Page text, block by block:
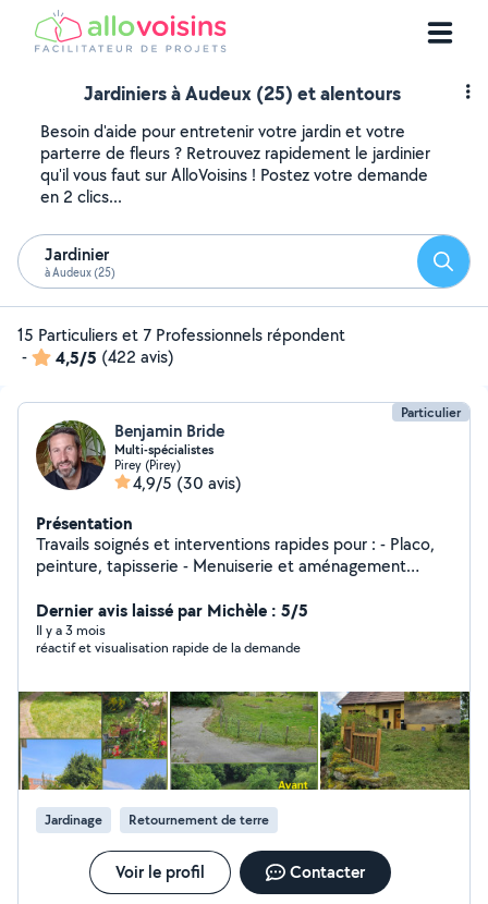
Jardiniers à Audeux (25) et alentours
Besoin d'aide pour entretenir votre jardin et votre
parterre de fleurs ? Retrouvez rapidement le jardinier
qu'il vous faut sur AlloVoisins ! Postez votre demande
en 2 clics...
Jardinier
à Audeux (25)
15 Particuliers et 7 Professionnels répondent
-
4,5/5 (422 avis)
Particulier
Benjamin Bride
Multi-spécialistes
Pirey (Pirey)
4,9/5 (30 avis)
Présentation
Travails soignés et interventions rapides pour : - Placo,
peinture, tapisserie - Menuiserie et aménagement
maçonnerie et travaux extérieurs - Garde de chiens à
domicile - Nettoyage automobile
Dernier avis laissé par Michèle : 5/5
Il y a 3 mois
réactif et visualisation rapide de la demande
Jardinage Retournement de terre
Voir le profil Contacter